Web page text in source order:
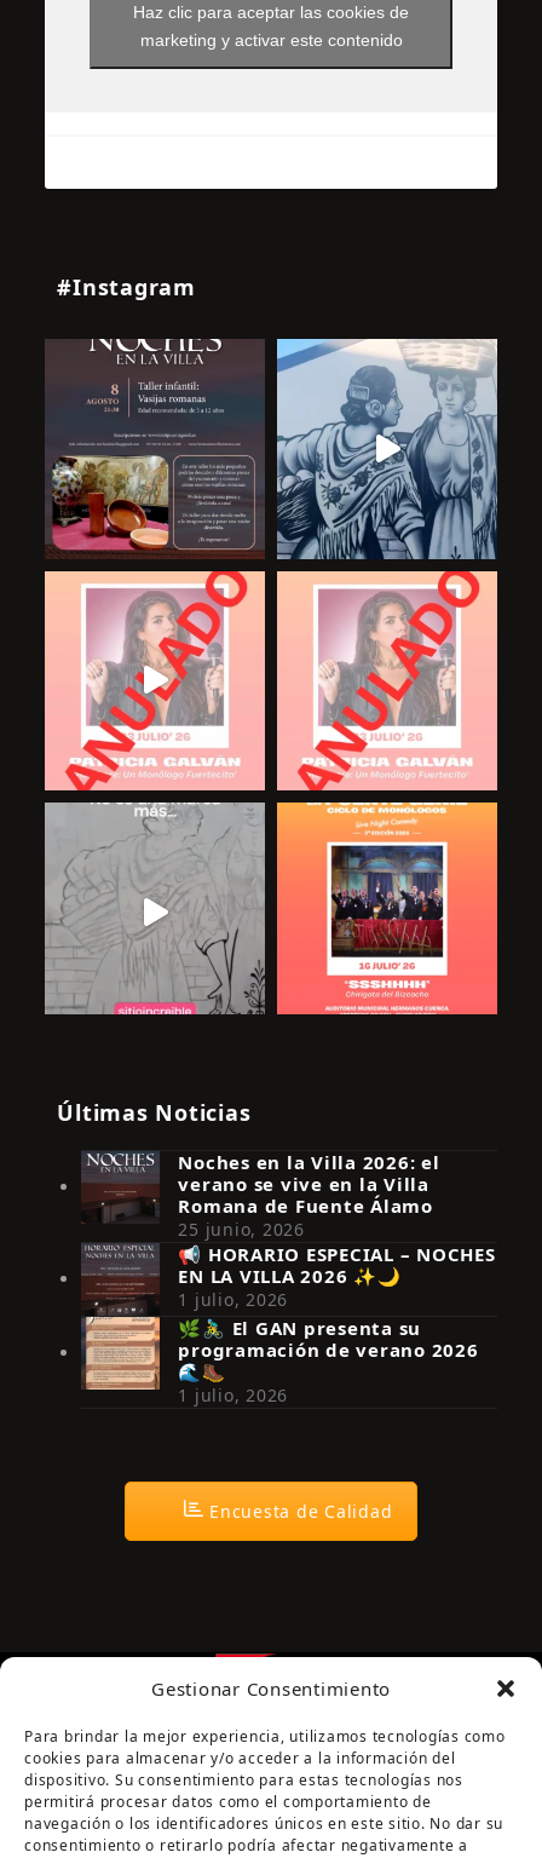
Gestionar Consentimiento
Para brindar la mejor experiencia, utilizamos tecnologías como
cookies para almacenar y/o acceder a la información del
dispositivo. Su consentimiento para estas tecnologías nos
permitirá procesar datos como el comportamiento de
navegación o los identificadores únicos en este sitio. No dar su
consentimiento o retirarlo podría afectar negativamente a
Haz clic para aceptar las cookies de
marketing y activar este contenido
#Instagram
Síguenos en Instagram
Últimas Noticias
Noches en la Villa 2026: el
verano se vive en la Villa
Romana de Fuente Álamo
25 junio, 2026
📢 HORARIO ESPECIAL – NOCHES
EN LA VILLA 2026 ✨🌙
1 julio, 2026
🌿🚴‍♂️ El GAN presenta su
programación de verano 2026
🌊🥾
1 julio, 2026
Encuesta de Calidad
Página cofinanciada por la Diputación de Córdoba